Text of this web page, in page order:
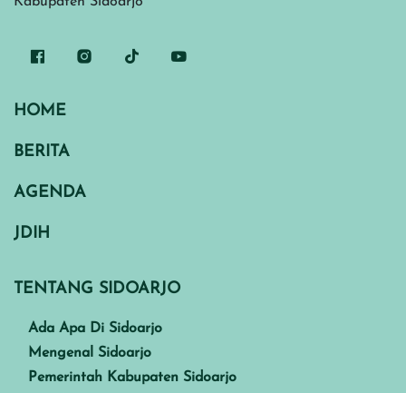
HOME
BERITA
AGENDA
JDIH
TENTANG SIDOARJO
Ada Apa Di Sidoarjo
Mengenal Sidoarjo
Pemerintah Kabupaten Sidoarjo